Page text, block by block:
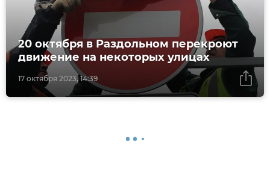
17 октября 2023, 14:39
20 октября в Раздольном перекроют
движение на некоторых улицах